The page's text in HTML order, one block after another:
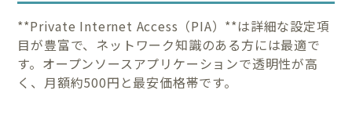
**Private Internet Access（PIA）**は詳細な設定項
目が豊富で、ネットワーク知識のある方には最適で
す。オープンソースアプリケーションで透明性が高
く、月額約500円と最安価格帯です。